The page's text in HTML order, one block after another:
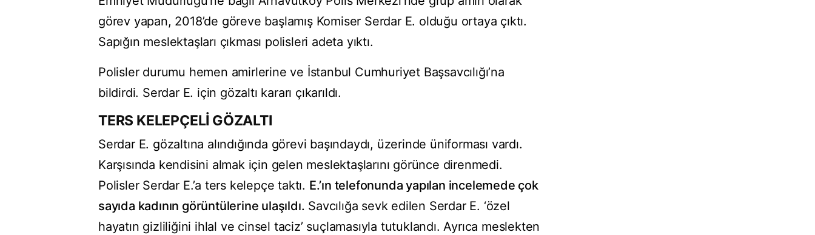
görev yapan, 2018’de göreve başlamış Komiser Serdar E. olduğu ortaya çıktı.
Sapığın meslektaşları çıkması polisleri adeta yıktı.
Polisler durumu hemen amirlerine ve İstanbul Cumhuriyet Başsavcılığı’na
bildirdi. Serdar E. için gözaltı kararı çıkarıldı.
TERS KELEPÇELİ GÖZALTI
Serdar E. gözaltına alındığında görevi başındaydı, üzerinde üniforması vardı.
Karşısında kendisini almak için gelen meslektaşlarını görünce direnmedi.
Polisler Serdar E.’a ters kelepçe taktı. E.’ın telefonunda yapılan incelemede çok
sayıda kadının görüntülerine ulaşıldı. Savcılığa sevk edilen Serdar E. ‘özel
hayatın gizliliğini ihlal ve cinsel taciz’ suçlamasıyla tutuklandı. Ayrıca meslekten